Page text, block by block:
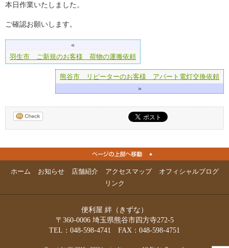
本日作業いたしました。
ご確認お願いします。
«
羽生市 ご新規のお客様 荷物の運搬依頼
熊谷市 リピーターのお客様 アパート電灯交換依頼
»
ホーム お知らせ 店舗紹介 アクセスマップ
オフィシャルブログ
リンク
便利屋 絆（きずな）
〒360-0006 埼玉県熊谷市四方寺272-5
TEL：048-598-4741 FAX：048-598-4751